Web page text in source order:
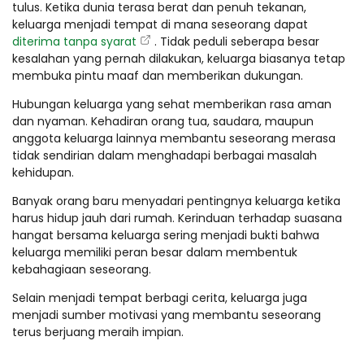
tulus. Ketika dunia terasa berat dan penuh tekanan,
keluarga menjadi tempat di mana seseorang dapat
diterima tanpa syarat
. Tidak peduli seberapa besar
kesalahan yang pernah dilakukan, keluarga biasanya tetap
membuka pintu maaf dan memberikan dukungan.
Hubungan keluarga yang sehat memberikan rasa aman
dan nyaman. Kehadiran orang tua, saudara, maupun
anggota keluarga lainnya membantu seseorang merasa
tidak sendirian dalam menghadapi berbagai masalah
kehidupan.
Banyak orang baru menyadari pentingnya keluarga ketika
harus hidup jauh dari rumah. Kerinduan terhadap suasana
hangat bersama keluarga sering menjadi bukti bahwa
keluarga memiliki peran besar dalam membentuk
kebahagiaan seseorang.
Selain menjadi tempat berbagi cerita, keluarga juga
menjadi sumber motivasi yang membantu seseorang
terus berjuang meraih impian.